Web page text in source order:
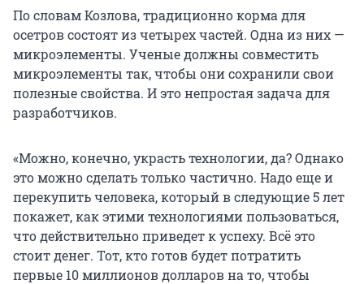
По словам Козлова, традиционно корма для
осетров состоят из четырех частей. Одна из них —
микроэлементы. Ученые должны совместить
микроэлементы так, чтобы они сохранили свои
полезные свойства. И это непростая задача для
разработчиков.
«Можно, конечно, украсть технологии, да? Однако
это можно сделать только частично. Надо еще и
перекупить человека, который в следующие 5 лет
покажет, как этими технологиями пользоваться,
что действительно приведет к успеху. Всё это
стоит денег. Тот, кто готов будет потратить
первые 10 миллионов долларов на то, чтобы